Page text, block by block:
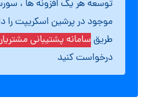
توسعه هر یک افزونه ها ،
موجود در پرشین اسکریپت را
طریقسامانه پشتیبانی
درخواست کنید